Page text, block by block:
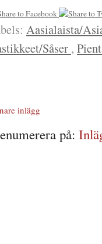
Aasialaista/
Såser ,
inlägg
på: